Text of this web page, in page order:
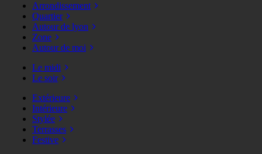
Arrondissement
Quartier
Autour de lyon
Zone
Autour de moi
Le midi
Le soir
Extérieure
Intérieure
Stylée
Terrasses
Festive